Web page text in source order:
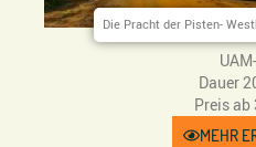
Die Pracht der Pisten-
Dauer
Preis ab
MEHR